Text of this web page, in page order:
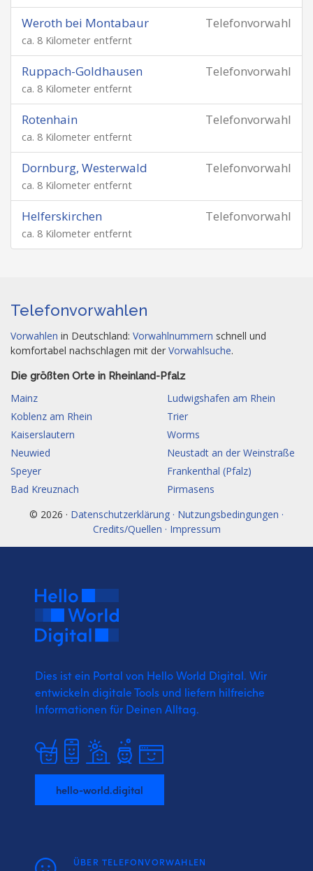
Telefonvorwahl
Weroth bei Montabaur
ca. 8 Kilometer entfernt
Telefonvorwahl
Ruppach-Goldhausen
ca. 8 Kilometer entfernt
Telefonvorwahl
Rotenhain
ca. 8 Kilometer entfernt
Telefonvorwahl
Dornburg, Westerwald
ca. 8 Kilometer entfernt
Telefonvorwahl
Helferskirchen
ca. 8 Kilometer entfernt
Telefonvorwahlen
Vorwahlen in Deutschland: Vorwahlnummern schnell und
komfortabel nachschlagen mit der Vorwahlsuche.
Die größten Orte in Rheinland-Pfalz
Mainz
Ludwigshafen am Rhein
Koblenz am Rhein
Trier
Kaiserslautern
Worms
Neuwied
Neustadt an der Weinstraße
Speyer
Frankenthal (Pfalz)
Bad Kreuznach
Pirmasens
© 2026 · Datenschutzerklärung · Nutzungsbedingungen ·
Credits/Quellen · Impressum
Dies ist ein Portal von Hello World Digital. Wir
entwickeln digitale Tools und liefern hilfreiche
Informationen für Deinen Alltag.
hello-world.digital
ÜBER TELEFONVORWAHLEN